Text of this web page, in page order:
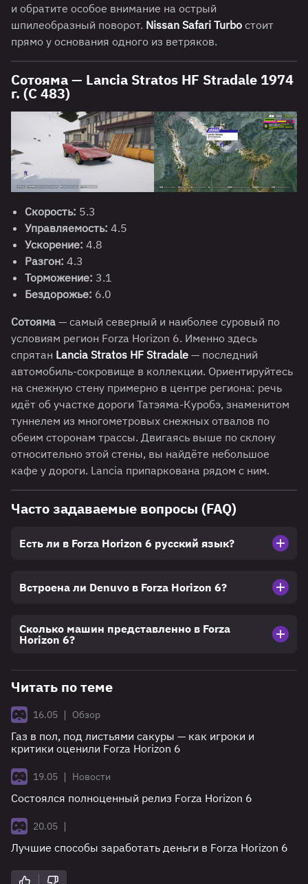
и обратите особое внимание на острый
шпилеобразный поворот. Nissan Safari Turbo стоит
прямо у основания одного из ветряков.
Сотояма — Lancia Stratos HF Stradale 1974
г. (C 483)
Скорость: 5.3
Управляемость: 4.5
Ускорение: 4.8
Разгон: 4.3
Торможение: 3.1
Бездорожье: 6.0
Сотояма — самый северный и наиболее суровый по
условиям регион Forza Horizon 6. Именно здесь
спрятан Lancia Stratos HF Stradale — последний
автомобиль-сокровище в коллекции. Ориентируйтесь
на снежную стену примерно в центре региона: речь
идёт об участке дороги Татэяма-Куробэ, знаменитом
туннелем из многометровых снежных отвалов по
обеим сторонам трассы. Двигаясь выше по склону
относительно этой стены, вы найдёте небольшое
кафе у дороги. Lancia припаркована рядом с ним.
Часто задаваемые вопросы (FAQ)
Есть ли в Forza Horizon 6 русский язык?
Встроена ли Denuvo в Forza Horizon 6?
Сколько машин представленно в Forza
Horizon 6?
Читать по теме
16.05 | Обзор
Газ в пол, под листьями сакуры — как игроки и
критики оценили Forza Horizon 6
19.05 | Новости
Состоялся полноценный релиз Forza Horizon 6
20.05 |
Лучшие способы заработать деньги в Forza Horizon 6